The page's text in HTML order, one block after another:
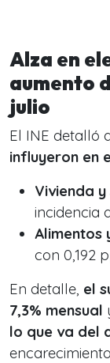
Alza en
aumento
julio
El INE detalló
influyeron en
Vivienda
incidencia
Alimentos
con 0,192
En detalle, el
7,3% mensual
lo que va del